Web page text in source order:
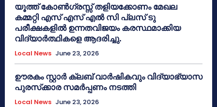
യൂത്ത് കോൺഗ്രസ്സ് തളിയക്കോണം മേഖല
കമ്മറ്റി എസ് എസ് എൽ സി പ്ലസ് ടു
പരീക്ഷകളിൽ ഉന്നതവിജയം കരസ്ഥമാക്കിയ
വിദ്യാർത്ഥികളെ ആദരിച്ചു.
Local News June 23, 2026
ഊരകം സ്റ്റാർ ക്ലബ് വാർഷികവും വിദ്യാഭ്യാസ
പുരസ്‌ക്കാര സമർപ്പണം നടത്തി
Local News June 23, 2026